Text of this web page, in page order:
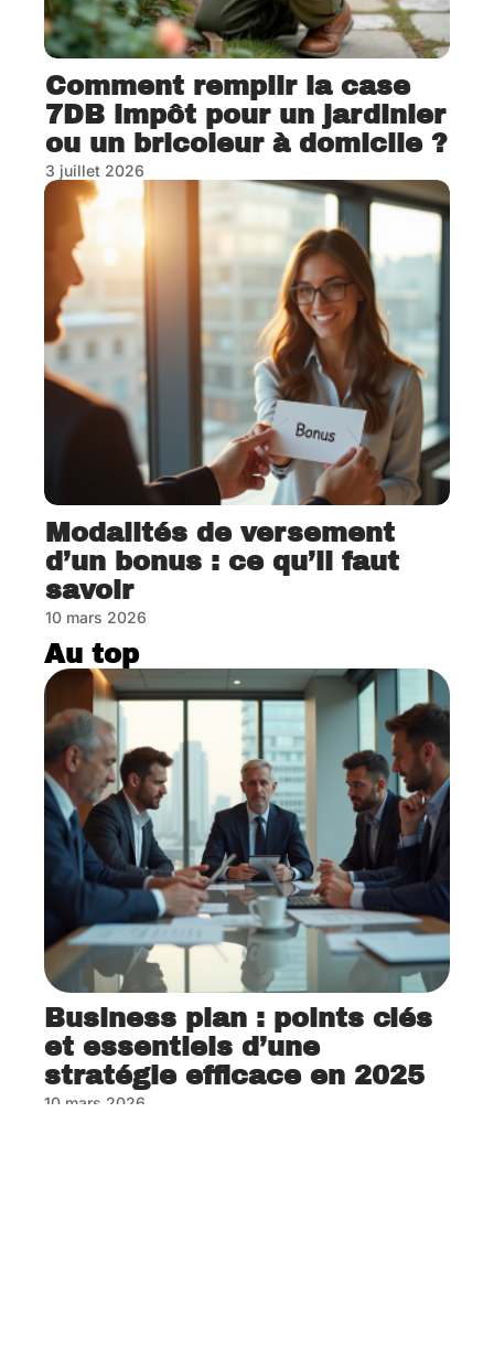
Comment remplir la case
7DB impôt pour un jardinier
ou un bricoleur à domicile ?
3 juillet 2026
Modalités de versement
d’un bonus : ce qu’il faut
savoir
10 mars 2026
Au top
Business plan : points clés
et essentiels d’une
stratégie efficace en 2025
10 mars 2026